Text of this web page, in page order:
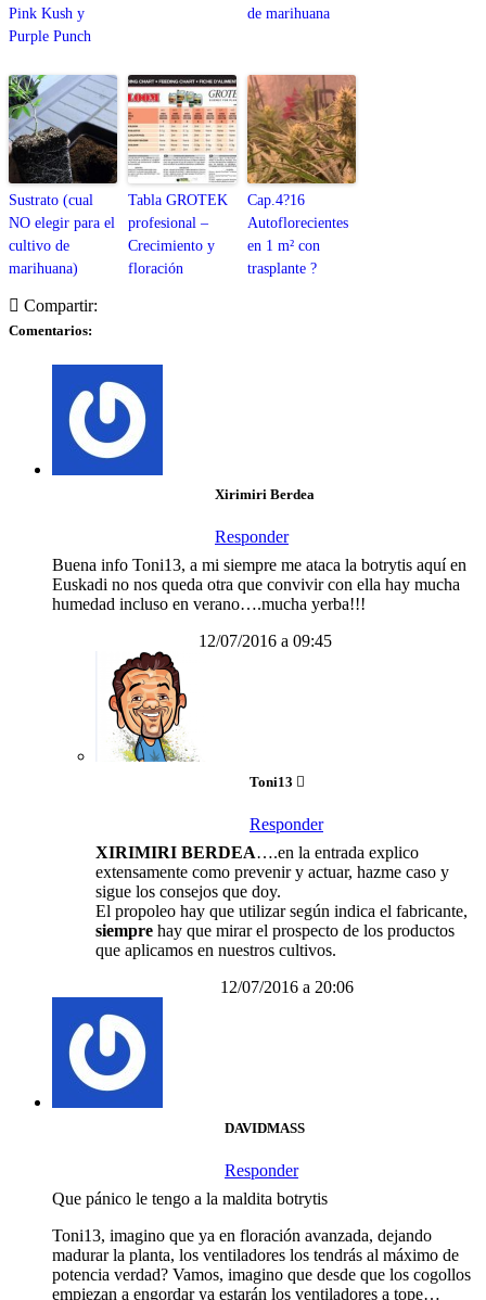
Pink Kush y
Purple Punch
de marihuana
Sustrato (cual
NO elegir para el
cultivo de
marihuana)
Tabla GROTEK
profesional –
Crecimiento y
floración
Cap.4?16
Autoflorecientes
en 1 m² con
trasplante ?
Compartir:
Comentarios:
Xirimiri Berdea
Responder
Buena info Toni13, a mi siempre me ataca la botrytis aquí en
Euskadi no nos queda otra que convivir con ella hay mucha
humedad incluso en verano….mucha yerba!!!
12/07/2016 a 09:45
Toni13
Responder
XIRIMIRI BERDEA….en la entrada explico
extensamente como prevenir y actuar, hazme caso y
sigue los consejos que doy.
El propoleo hay que utilizar según indica el fabricante,
siempre hay que mirar el prospecto de los productos
que aplicamos en nuestros cultivos.
12/07/2016 a 20:06
DAVIDMASS
Responder
Que pánico le tengo a la maldita botrytis
Toni13, imagino que ya en floración avanzada, dejando
madurar la planta, los ventiladores los tendrás al máximo de
potencia verdad? Vamos, imagino que desde que los cogollos
empiezan a engordar ya estarán los ventiladores a tope…